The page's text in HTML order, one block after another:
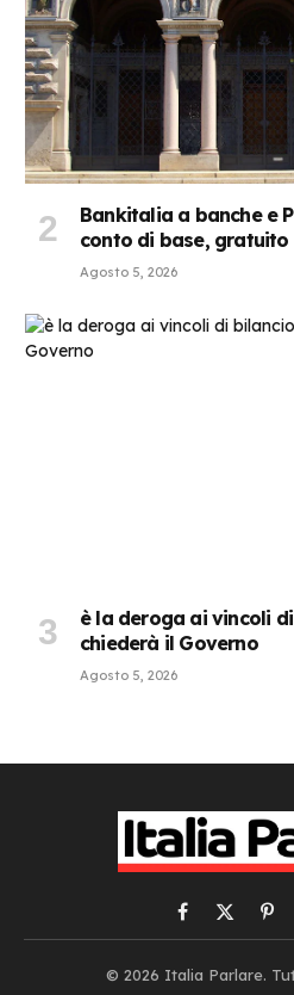
Bankitalia a banche e
conto di base,
Agosto 5, 2026
è la deroga ai vincoli
chiederà il Governo
Agosto 5, 2026
Facebook
X
(Twitter)
© 2026 Italia Parlare.